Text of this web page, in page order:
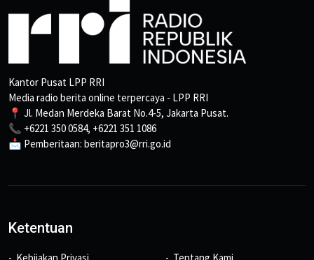
Kantor Pusat LPP RRI
Media radio berita online terpercaya - LPP RRI
📍 Jl. Medan Merdeka Barat No.4-5, Jakarta Pusat.
📞 +6221 350 0584, +6221 351 1086
📩 Pemberitaan: beritapro3@rri.go.id
Ketentuan